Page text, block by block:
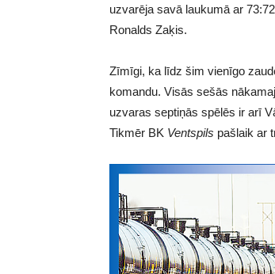
uzvarēja savā laukumā ar
Ronalds Zaķis.
Zīmīgi, ka līdz šim vienīgo
komandu. Visās sešās
uzvaras septiņās spēlēs ir arī
Tikmēr BK Ventspils pašlaik ar